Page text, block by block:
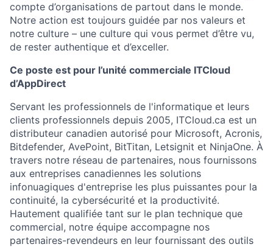
compte d’organisations de partout dans le monde.
Notre action est toujours guidée par nos valeurs et
notre culture – une culture qui vous permet d’être vu,
de rester authentique et d’exceller.
Ce poste est pour l’unité commerciale ITCloud
d’AppDirect
Servant les professionnels de l'informatique et leurs
clients professionnels depuis 2005, ITCloud.ca est un
distributeur canadien autorisé pour Microsoft, Acronis,
Bitdefender, AvePoint, BitTitan, Letsignit et NinjaOne. À
travers notre réseau de partenaires, nous fournissons
aux entreprises canadiennes les solutions
infonuagiques d'entreprise les plus puissantes pour la
continuité, la cybersécurité et la productivité.
Hautement qualifiée tant sur le plan technique que
commercial, notre équipe accompagne nos
partenaires-revendeurs en leur fournissant des outils